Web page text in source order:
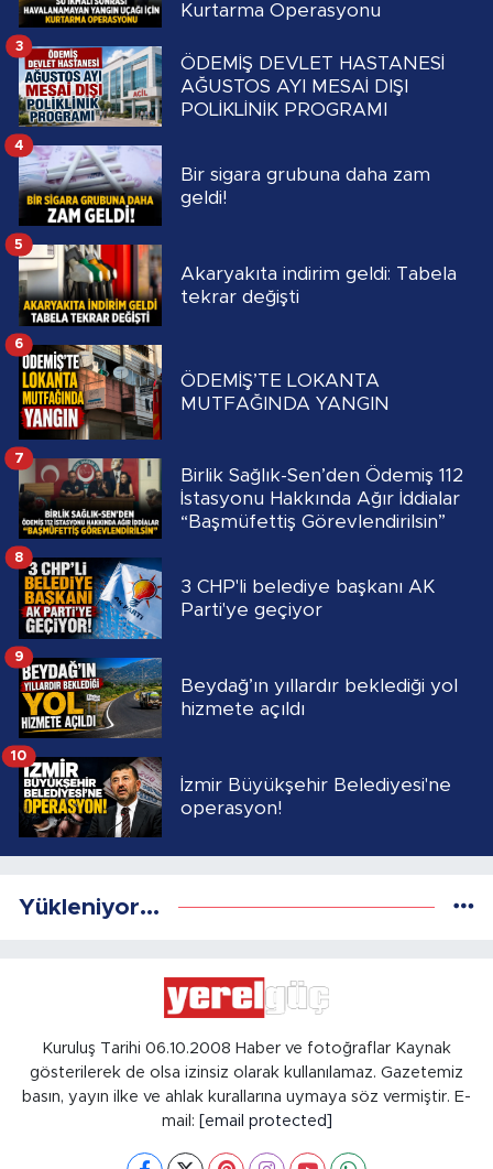
Kurtarma Operasyonu
ÖDEMİŞ DEVLET HASTANESİ
AĞUSTOS AYI MESAİ DIŞI
POLİKLİNİK PROGRAMI
3
Bir sigara grubuna daha zam
geldi!
4
Akaryakıta indirim geldi: Tabela
tekrar değişti
5
ÖDEMİŞ’TE LOKANTA
MUTFAĞINDA YANGIN
6
Birlik Sağlık-Sen’den Ödemiş 112
İstasyonu Hakkında Ağır İddialar
“Başmüfettiş Görevlendirilsin”
7
3 CHP'li belediye başkanı AK
Parti'ye geçiyor
8
Beydağ’ın yıllardır beklediği yol
hizmete açıldı
9
İzmir Büyükşehir Belediyesi'ne
operasyon!
10
Yükleniyor...
Kuruluş Tarihi 06.10.2008 Haber ve fotoğraflar Kaynak
gösterilerek de olsa izinsiz olarak kullanılamaz. Gazetemiz
basın, yayın ilke ve ahlak kurallarına uymaya söz vermiştir. E-
mail:
[email protected]